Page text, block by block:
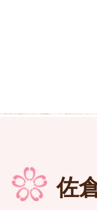
佐